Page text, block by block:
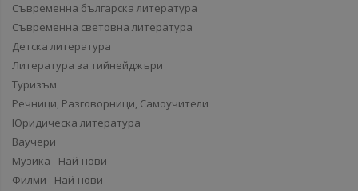
Съвременна българска литература
Съвременна световна литература
Детска литература
Литература за тийнейджъри
Туризъм
Речници, Разговорници, Самоучители
Юридическа литература
Ваучери
Музика - Най-нови
Филми - Най-нови